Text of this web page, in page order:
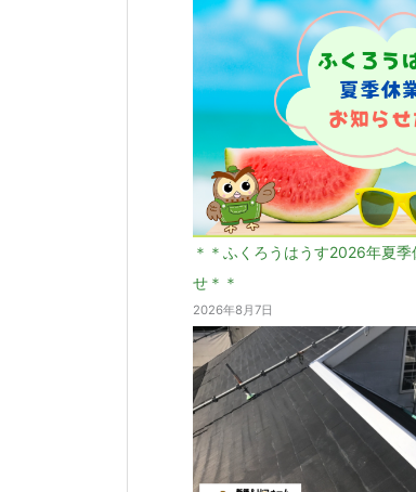
＊＊ふくろうはうす2026年夏季
せ＊＊
2026年8月7日